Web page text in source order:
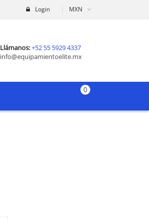
MXN
Login
Llámanos:+52 55 5929 4337
info@equipamientoelite.mx
0